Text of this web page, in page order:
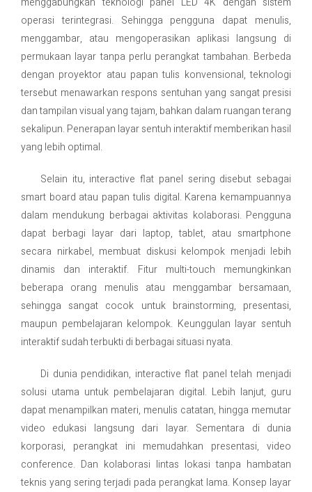
operasi terintegrasi. Sehingga pengguna dapat menulis,
menggambar, atau mengoperasikan aplikasi langsung di
permukaan layar tanpa perlu perangkat tambahan. Berbeda
dengan proyektor atau papan tulis konvensional, teknologi
tersebut menawarkan respons sentuhan yang sangat presisi
dan tampilan visual yang tajam, bahkan dalam ruangan terang
sekalipun. Penerapan layar sentuh interaktif memberikan hasil
yang lebih optimal.
Selain itu, interactive flat panel sering disebut sebagai
smart board atau papan tulis digital. Karena kemampuannya
dalam mendukung berbagai aktivitas kolaborasi. Pengguna
dapat berbagi layar dari laptop, tablet, atau smartphone
secara nirkabel, membuat diskusi kelompok menjadi lebih
dinamis dan interaktif. Fitur multi-touch memungkinkan
beberapa orang menulis atau menggambar bersamaan,
sehingga sangat cocok untuk brainstorming, presentasi,
maupun pembelajaran kelompok. Keunggulan layar sentuh
interaktif sudah terbukti di berbagai situasi nyata.
Di dunia pendidikan, interactive flat panel telah menjadi
solusi utama untuk pembelajaran digital. Lebih lanjut, guru
dapat menampilkan materi, menulis catatan, hingga memutar
video edukasi langsung dari layar. Sementara di dunia
korporasi, perangkat ini memudahkan presentasi, video
conference. Dan kolaborasi lintas lokasi tanpa hambatan
teknis yang sering terjadi pada perangkat lama. Konsep layar